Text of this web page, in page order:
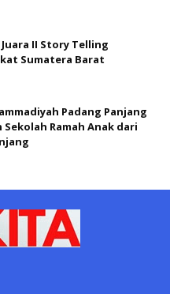
II Story Telling
Sumatera Barat
Padang Panjang
Sekolah Ramah Anak dari